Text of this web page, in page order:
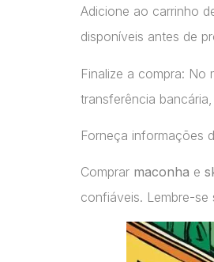
Adicione ao carrinho
disponíveis antes de
Finalize a compra:
transferência
Forneça informações
Comprar maconha e
confiáveis. Lembre-se